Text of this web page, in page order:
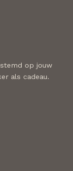
op jouw
als cadeau.